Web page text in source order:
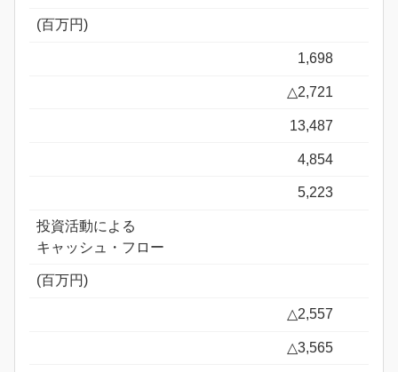
(百万円)
1,698
△2,721
13,487
4,854
5,223
投資活動による
キャッシュ・フロー
(百万円)
△2,557
△3,565